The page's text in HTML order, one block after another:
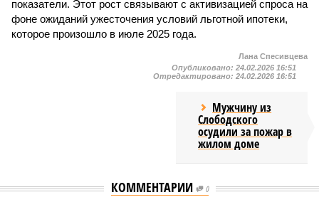
показатели. Этот рост связывают с активизацией спроса на
фоне ожиданий ужесточения условий льготной ипотеки,
которое произошло в июле 2025 года.
Лана Спесивцева
Опубликовано: 24.02.2026 16:51
Отредактировано: 24.02.2026 16:51
Мужчину из
Слободского
осудили за пожар в
жилом доме
КОММЕНТАРИИ 0